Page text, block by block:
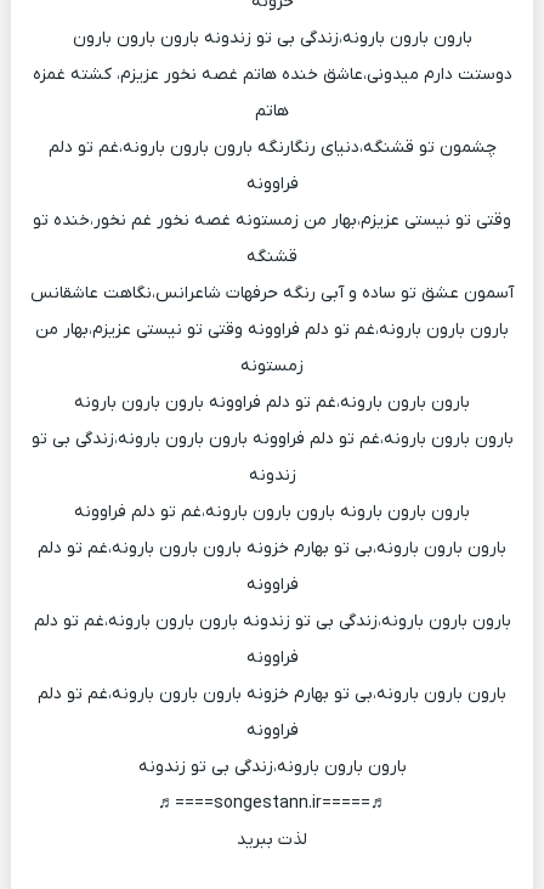
بارون بارون بارونه،زندگی بی تو زندونه بارون بارون بارون
دوستت دارم میدونی،عاشق خنده هاتم غصه نخور عزیزم، کشته غمزه
هاتم
چشمون تو قشنگه،دنیای رنگارنگه بارون بارون بارونه،غم تو دلم
فراوونه
وقتی تو نیستی عزیزم،بهار من زمستونه غصه نخور غم نخور،خنده تو
قشنگه
آسمون عشق تو ساده و آبی رنگه حرفهات شاعرانس،نگاهت عاشقانس
بارون بارون بارونه،غم تو دلم فراوونه وقتی تو نیستی عزیزم،بهار من
زمستونه
بارون بارون بارونه،غم تو دلم فراوونه بارون بارون بارونه
بارون بارون بارونه،غم تو دلم فراوونه بارون بارون بارونه،زندگی بی تو
زندونه
بارون بارون بارونه بارون بارون بارونه،غم تو دلم فراوونه
بارون بارون بارونه،بی تو بهارم خزونه بارون بارون بارونه،غم تو دلم
فراوونه
بارون بارون بارونه،زندگی بی تو زندونه بارون بارون بارونه،غم تو دلم
فراوونه
بارون بارون بارونه،بی تو بهارم خزونه بارون بارون بارونه،غم تو دلم
فراوونه
بارون بارون بارونه،زندگی بی تو زندونه
♬=====songestann.ir====♬
لذت ببرید